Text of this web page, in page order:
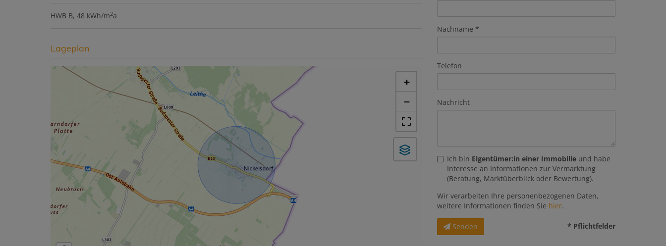
HWB B, 48 kWh/m2a
Lageplan
+
−
Nachname
Telefon
Nachricht
Ich bin Eigentümer:in einer Immobilie und habe
Interesse an Informationen zur Vermarktung
(Beratung, Marktüberblick oder Bewertung).
Wir verarbeiten Ihre personenbezogenen Daten,
weitere Informationen finden Sie hier.
Senden * Pflichtfelder